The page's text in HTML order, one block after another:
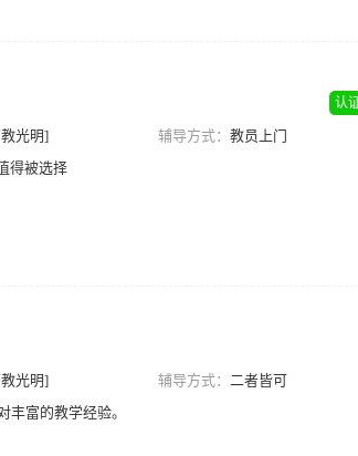
认
光明] 辅导方式： 教员上门
得被选择
光明] 辅导方式： 二者皆可
富的教学经验。